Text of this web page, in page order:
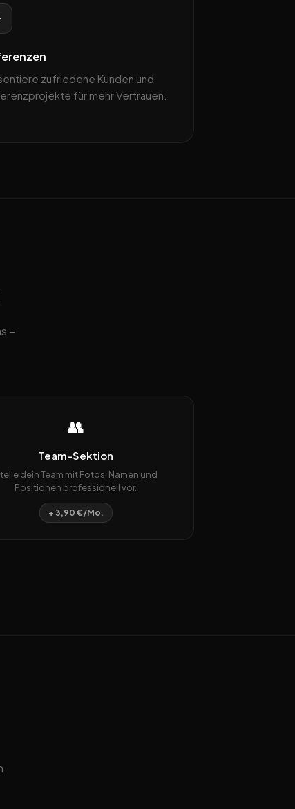
zufriedene Kunden und
für mehr Vertrauen.
–
👥
Team-Sektion
dein Team mit Fotos, Namen und
Positionen professionell vor.
+ 3,90 €/Mo.